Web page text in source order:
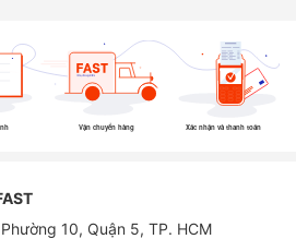
Vận chuyển hàng Xác nhận và thanh toán
10, Quận 5, TP. HCM